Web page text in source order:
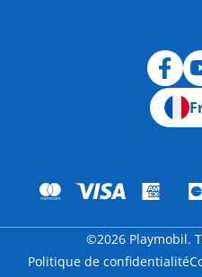
©2026 Playmobil.
Politique de confidentialité